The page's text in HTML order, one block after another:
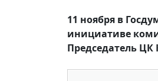
11 ноября в
инициативе
Председатель